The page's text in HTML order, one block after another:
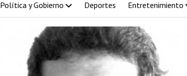
Política y Gobierno Deportes Entretenimiento